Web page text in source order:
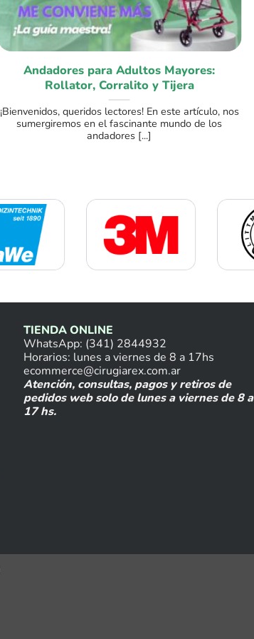
Andadores para Adultos Mayores:
Rollator, Corralito y Tijera
¡Bienvenidos, queridos lectores! En este artículo, nos
sumergiremos en el fascinante mundo de los
andadores [...]
TIENDA ONLINE
WhatsApp: (341) 2844932
Horarios: lunes a viernes de 8 a 17hs
ecommerce@cirugiarex.com.ar
Atención, consultas, pagos y retiros de
pedidos web solo de lunes a viernes de 8 a
17 hs.